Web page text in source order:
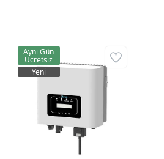
Aynı Gün
Ücretsiz
Yeni